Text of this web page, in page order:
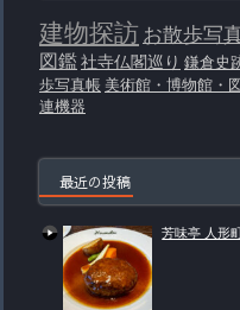
建物探訪 お散歩写
図鑑社寺仏閣巡り 鎌倉史
歩写真帳 美術館・博物館・
連機器
最近の投稿
芳味亭 人形